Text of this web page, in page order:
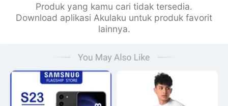
Produk yang kamu cari tidak tersedia.
Download aplikasi Akulaku untuk produk favorit
lainnya.